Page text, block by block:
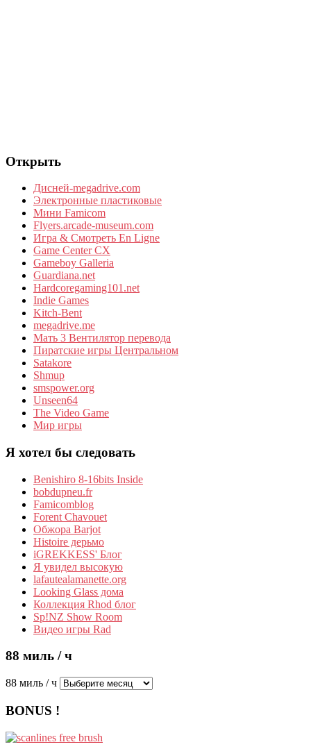
Открыть
Дисней-megadrive.com
Электронные пластиковые
Мини Famicom
Flyers.arcade-museum.com
Игра & Смотреть En Ligne
Game Center CX
Gameboy Galleria
Guardiana.net
Hardcoregaming101.net
Indie Games
Kitch-Bent
megadrive.me
Мать 3 Вентилятор перевода
Пиратские игры Центральном
Satakore
Shmup
smspower.org
Unseen64
The Video Game
Мир игры
Я хотел бы следовать
Benishiro 8-16bits Inside
bobdupneu.fr
Famicomblog
Forent Chavouet
Обжора Barjot
Histoire дерьмо
iGREKKESS' Блог
Я увидел высокую
lafautealamanette.org
Looking Glass дома
Коллекция Rhod блог
Sp!NZ Show Room
Видео игры Rad
88 миль / ч
88 миль / ч
BONUS !